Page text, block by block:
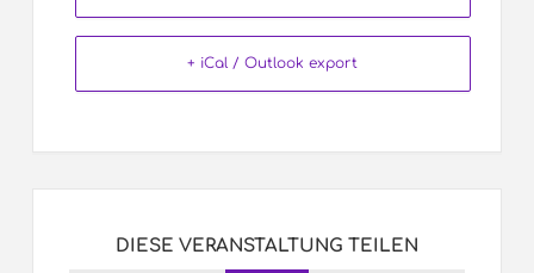
+ iCal / Outlook export
DIESE VERANSTALTUNG TEILEN